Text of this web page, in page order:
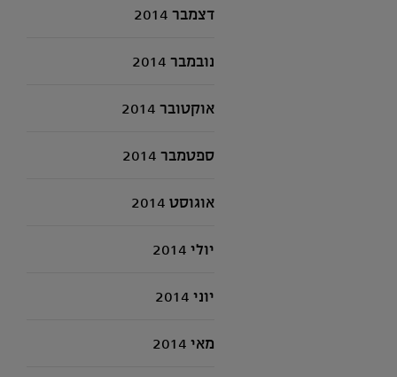
דצמבר 2014
נובמבר 2014
אוקטובר 2014
ספטמבר 2014
אוגוסט 2014
יולי 2014
יוני 2014
מאי 2014